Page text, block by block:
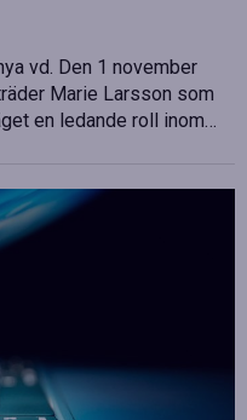
vd. Den 1 november
Marie Larsson som
en ledande roll inom…